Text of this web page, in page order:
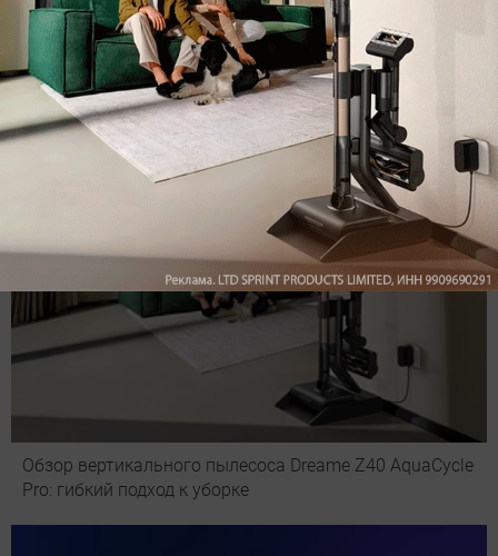
оставить комментарий
Рекомендуем
Обзор вертикального пылесоса Dreame Z40 AquaCycle
Pro: гибкий подход к уборке